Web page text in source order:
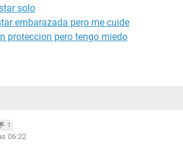
solo
embarazada pero me cuide
proteccion pero tengo miedo
1
06:22